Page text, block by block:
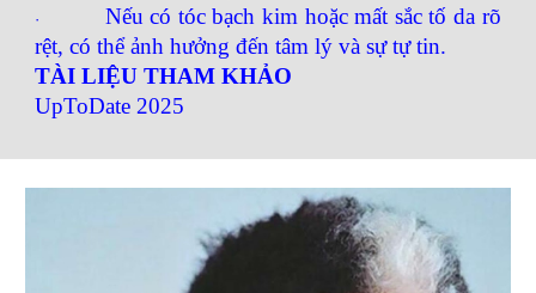
·
Nếu có tóc bạch kim hoặc mất sắc tố da rõ
rệt, có thể ảnh hưởng đến tâm lý và sự tự tin.
TÀI LIỆU THAM KHẢO
UpToDate 2025